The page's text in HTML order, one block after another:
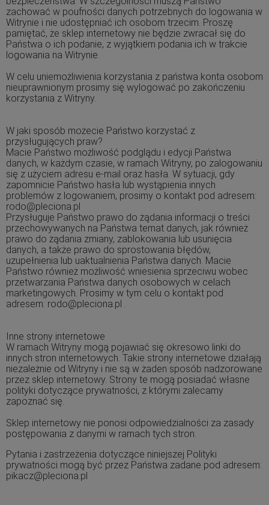
zachować w poufności danych potrzebnych do logowania w
Witrynie i nie udostępniać ich osobom trzecim. Proszę
pamiętać, że sklep internetowy nie będzie zwracał się do
Państwa o ich podanie, z wyjątkiem podania ich w trakcie
logowania na Witrynie.
W celu uniemożliwienia korzystania z państwa konta osobom
nieuprawnionym prosimy się wylogować po zakończeniu
korzystania z Witryny.
W jaki sposób możecie Państwo korzystać z
przysługujących praw?
Macie Państwo możliwość podglądu i edycji Państwa
danych, w każdym czasie, w ramach Witryny, po zalogowaniu
się z użyciem adresu e-mail oraz hasła. W sytuacji, gdy
zapomnicie Państwo hasła lub wystąpienia innych
problemów z logowaniem, prosimy o kontakt pod adresem:
rodo@pleciona.pl
Przysługuje Państwo prawo do żądania informacji o treści
przechowywanych na Państwa temat danych, jak również
prawo do żądania zmiany, zablokowania lub usunięcia
danych, a także prawo do sprostowania błędów,
uzupełnienia lub uaktualnienia Państwa danych. Macie
Państwo również możliwość wniesienia sprzeciwu wobec
przetwarzania Państwa danych osobowych w celach
marketingowych. Prosimy w tym celu o kontakt pod
adresem: rodo@pleciona.pl .
Inne strony internetowe
W ramach Witryny mogą pojawiać się okresowo linki do
innych stron internetowych. Takie strony internetowe działają
niezależnie od Witryny i nie są w żaden sposób nadzorowane
przez sklep internetowy. Strony te mogą posiadać własne
polityki dotyczące prywatności, z którymi zalecamy
zapoznać się.
Sklep internetowy nie ponosi odpowiedzialności za zasady
postępowania z danymi w ramach tych stron.
Pytania i zastrzeżenia dotyczące niniejszej Polityki
prywatności mogą być przez Państwa zadane pod adresem:
pikacz@pleciona.pl